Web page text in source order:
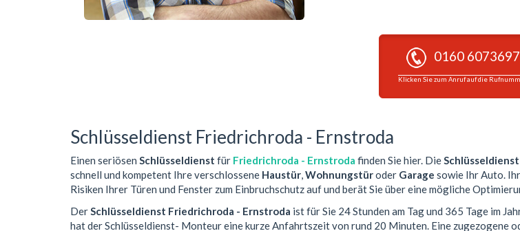
0160 6073697
Klicken Sie zum Anruf auf die
Schlüsseldienst Friedrichroda - Ernstroda
Einen seriösen Schlüsseldienst für Friedrichroda - Ernstroda finden Sie hier. DieSchlüsseldienst
schnell und kompetent Ihre verschlossene Haustür,Wohnungstüroder Garage sowie Ihr Auto.
Risiken Ihrer Türen und Fenster zum Einbruchschutz auf und berät Sie über eine mögliche
DerSchlüsseldienst Friedrichroda - Ernstroda ist für Sie 24 Stunden am Tag und 365 Tage im
hat der Schlüsseldienst- Monteur eine kurze Anfahrtszeit von rund 20 Minuten. Eine zugezogene